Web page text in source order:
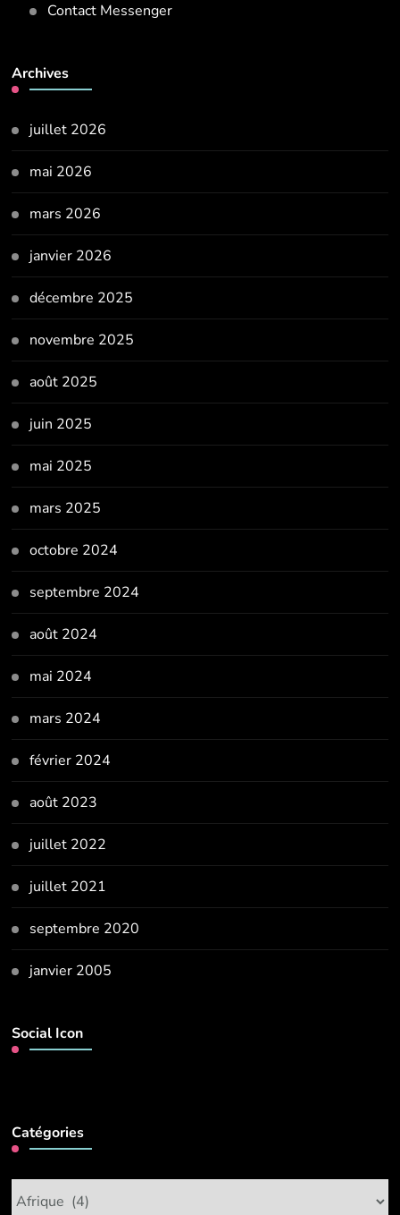
Contact Messenger
Archives
juillet 2026
mai 2026
mars 2026
janvier 2026
décembre 2025
novembre 2025
août 2025
juin 2025
mai 2025
mars 2025
octobre 2024
septembre 2024
août 2024
mai 2024
mars 2024
février 2024
août 2023
juillet 2022
juillet 2021
septembre 2020
janvier 2005
Social Icon
Catégories